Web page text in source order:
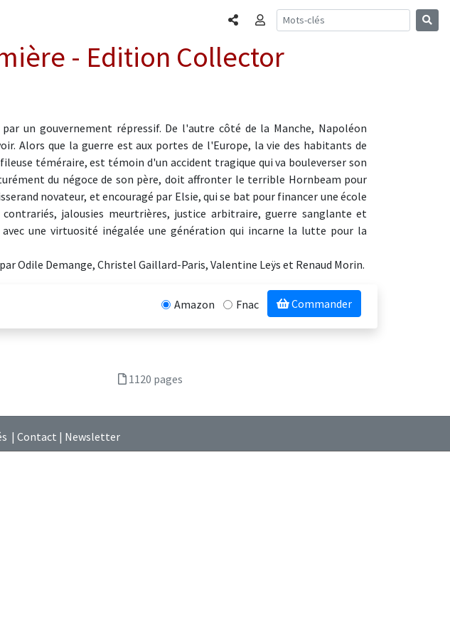
PartagerConnexion
- Edition Collector
un gouvernement répressif. De l'autre côté de la Manche, Napoléon
Alors que la guerre est aux portes de l'Europe, la vie des habitants de
téméraire, est témoin d'un accident tragique qui va bouleverser son
du négoce de son père, doit affronter le terrible Hornbeam pour
novateur, et encouragé par Elsie, qui se bat pour financer une école
jalousies meurtrières, justice arbitraire, guerre sanglante et
une virtuosité inégalée une génération qui incarne la lutte pour la
Odile Demange, Christel Gaillard-Paris, Valentine Leÿs et Renaud Morin.
Amazon Fnac Commander
1120 pages
| Contact | Newsletter